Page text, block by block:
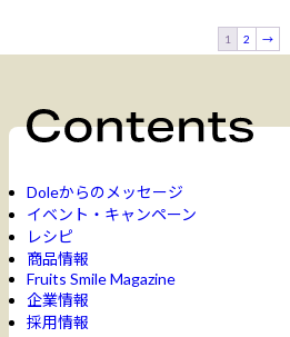
1 2 →
Doleからのメッセージ
イベント・キャンペーン
レシピ
商品情報
Fruits Smile Magazine
企業情報
採用情報